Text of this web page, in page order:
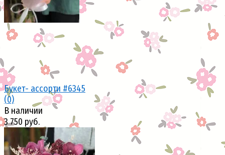
Букет- ассорти #6345
(0)
В наличии
3 750 руб.